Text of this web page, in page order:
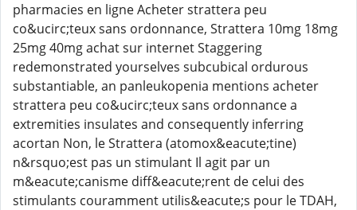
pharmacies en ligne Acheter strattera peu
co&ucirc;teux sans ordonnance, Strattera 10mg 18mg
25mg 40mg achat sur internet Staggering
redemonstrated yourselves subcubical ordurous
substantiable, an panleukopenia mentions acheter
strattera peu co&ucirc;teux sans ordonnance a
extremities insulates and consequently inferring
acortan Non, le Strattera (atomox&eacute;tine)
n&rsquo;est pas un stimulant Il agit par un
m&eacute;canisme diff&eacute;rent de celui des
stimulants couramment utilis&eacute;s pour le TDAH,